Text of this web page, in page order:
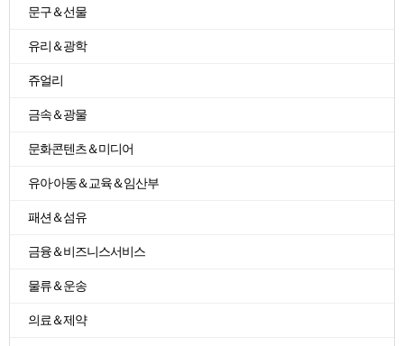
문구＆선물
유리＆광학
쥬얼리
금속＆광물
문화콘텐츠＆미디어
유아·아동＆교육＆임산부
패션＆섬유
금융＆비즈니스서비스
물류＆운송
의료＆제약